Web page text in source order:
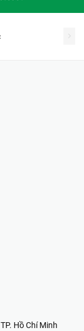
Hồ Chí Minh